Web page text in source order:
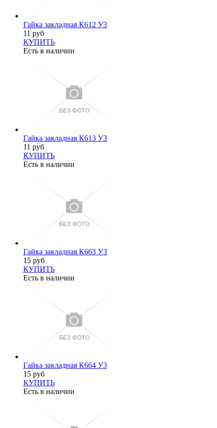
Гайка закладная К612 У3
11 руб
КУПИТЬ
Есть в наличии
Гайка закладная К613 У3
11 руб
КУПИТЬ
Есть в наличии
Гайка закладная К663 У3
15 руб
КУПИТЬ
Есть в наличии
Гайка закладная К664 У3
15 руб
КУПИТЬ
Есть в наличии